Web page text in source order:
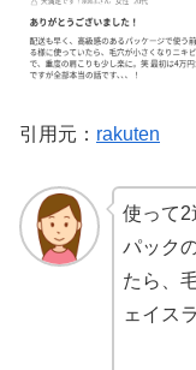
引用元： rakuten
使って2
パック
たら、
ェイス